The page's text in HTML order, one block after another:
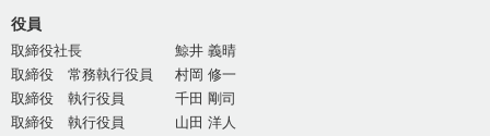
役員
取締役社長
鯨井 義晴
取締役 常務執行役員
村岡 修一
取締役 執行役員
千田 剛司
取締役 執行役員
山田 洋人